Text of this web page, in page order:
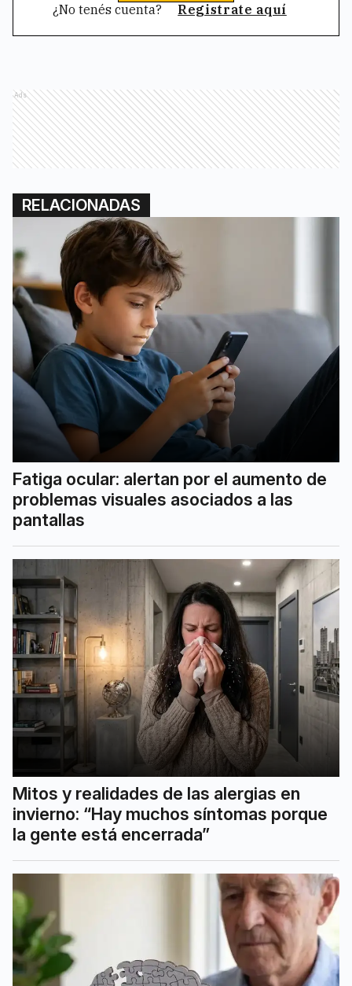
¿No tenés cuenta? Registrate aquí
Ads
RELACIONADAS
Fatiga ocular: alertan por el aumento de
problemas visuales asociados a las
pantallas
Mitos y realidades de las alergias en
invierno: “Hay muchos síntomas porque
la gente está encerrada”